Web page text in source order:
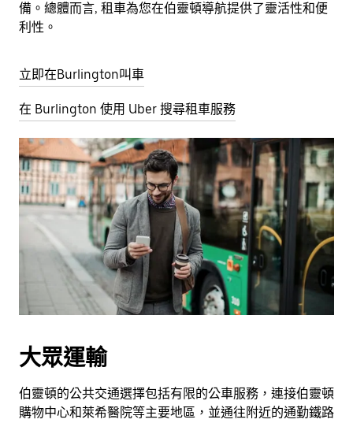
備。總體而言, 租車為您在伯靈頓導航提供了靈活性和便
利性。
立即在Burlington叫車
在 Burlington 使用 Uber 搜尋租車服務
大眾運輸
伯靈頓的公共交通選擇包括有限的公車服務，連接伯靈頓
購物中心和萊希醫院等主要地區，並通往附近的通勤鐵路